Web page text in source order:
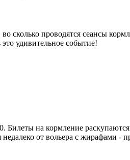
проводятся сеансы
удивительное событие!
Билеты на кормление
от вольера с жирафами -